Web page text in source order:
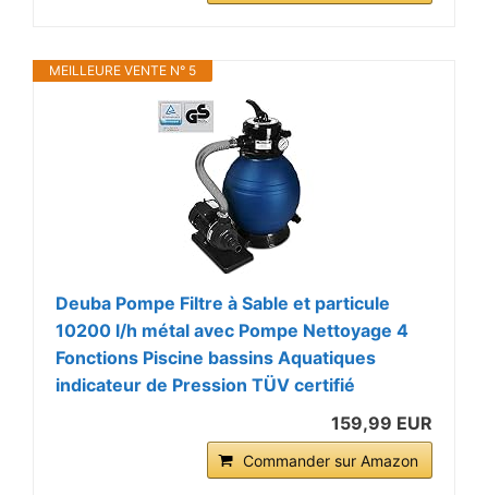
MEILLEURE VENTE N° 5
Deuba Pompe Filtre à Sable et particule
10200 l/h métal avec Pompe Nettoyage 4
Fonctions Piscine bassins Aquatiques
indicateur de Pression TÜV certifié
159,99 EUR
Commander sur Amazon